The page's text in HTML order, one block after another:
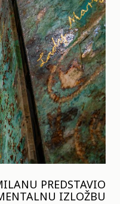
PREDSTAVIO
IZLOŽBU